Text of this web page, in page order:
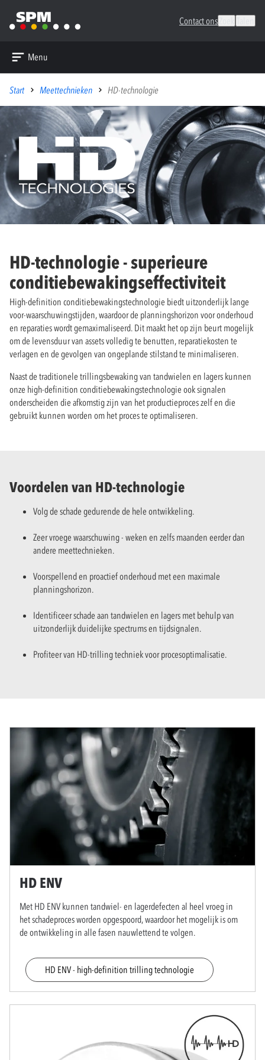
Contact ons
Menu
Start Meettechnieken HD-technologie
HD-technologie - superieure
conditiebewakingseffectiviteit
High-definition conditiebewakingstechnologie biedt uitzonderlijk lange
voor-waarschuwingstijden, waardoor de planningshorizon voor onderhoud
en reparaties wordt gemaximaliseerd. Dit maakt het op zijn beurt mogelijk
om de levensduur van assets volledig te benutten, reparatiekosten te
verlagen en de gevolgen van ongeplande stilstand te minimaliseren.
Naast de traditionele trillingsbewaking van tandwielen en lagers kunnen
onze high-definition conditiebewakingstechnologie ook signalen
onderscheiden die afkomstig zijn van het productieproces zelf en die
gebruikt kunnen worden om het proces te optimaliseren.
Voordelen van HD-technologie
Volg de schade gedurende de hele ontwikkeling.
Zeer vroege waarschuwing - weken en zelfs maanden eerder dan
andere meettechnieken.
Voorspellend en proactief onderhoud met een maximale
planningshorizon.
Identificeer schade aan tandwielen en lagers met behulp van
uitzonderlijk duidelijke spectrums en tijdsignalen.
Profiteer van HD-trilling techniek voor procesoptimalisatie.
HD ENV
Met HD ENV kunnen tandwiel- en lagerdefecten al heel vroeg in
het schadeproces worden opgespoord, waardoor het mogelijk is om
de ontwikkeling in alle fasen nauwlettend te volgen.
HD ENV - high-definition trilling technologie